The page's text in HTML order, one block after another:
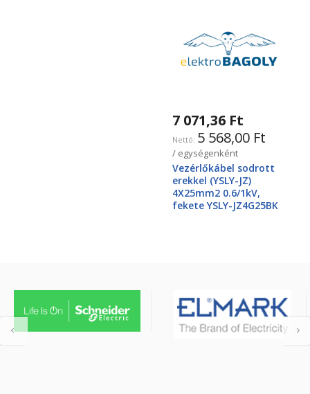
7 071,36 Ft
5 568,00 Ft
/ egységenként
Vezérlőkábel sodrott
erekkel (YSLY-JZ)
4X25mm2 0.6/1kV,
fekete YSLY-JZ4G25BK